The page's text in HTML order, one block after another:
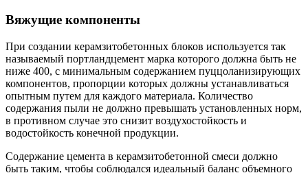
Вяжущие компоненты
При создании керамзитобетонных блоков используется так
называемый портландцемент марка которого должна быть не
ниже 400, с минимальным содержанием пуццоланизирующих
компонентов, пропорции которых должны устанавливаться
опытным путем для каждого материала. Количество
содержания пыли не должно превышать установленных норм,
в противном случае это снизит воздухостойкость и
водостойкость конечной продукции.
Содержание цемента в керамзитобетонной смеси должно
быть таким, чтобы соблюдался идеальный баланс объемного